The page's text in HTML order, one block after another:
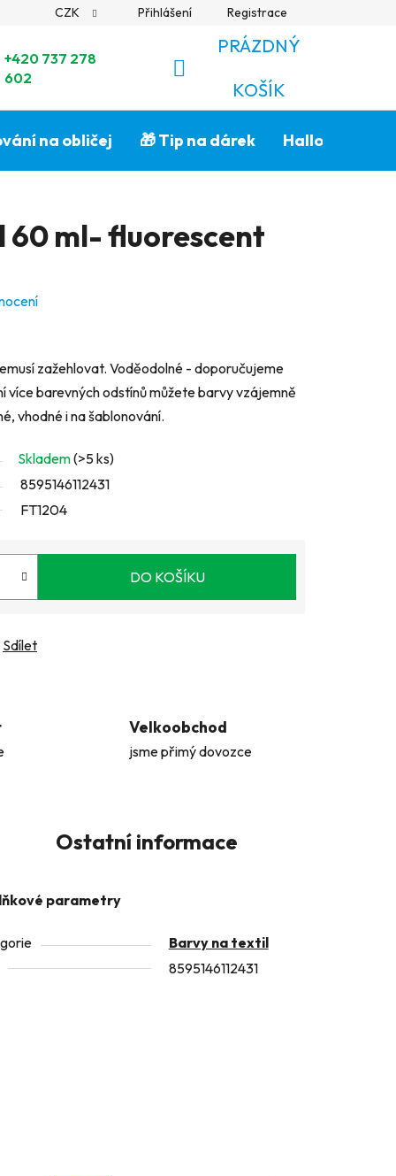
CZK Přihlášení Registrace
+420 737 278
602
NÁKUPNÍ
KOŠÍK
PRÁZDNÝ
KOŠÍK
na obličej 🎁 Tip na dárek Halloween🎃
60 ml- fluorescent
zažehlovat. Voděodolné - doporučujeme
více barevných odstínů můžete barvy vzájemně
vhodné i na šablonování.
Skladem(>5 ks)
8595146112431
FT1204
DO KOŠÍKU
Sdílet
Velkoobchod
jsme přimý dovozce
Ostatní informace
parametry
Barvy na textil
8595146112431